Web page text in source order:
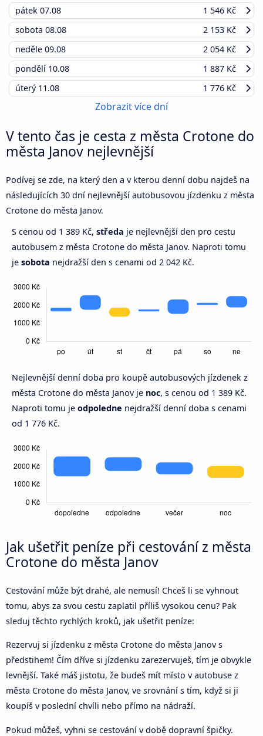
pátek 07.08
1 546 Kč
sobota 08.08
2 153 Kč
neděle 09.08
2 054 Kč
pondělí 10.08
1 887 Kč
úterý 11.08 1 776 Kč
Zobrazit více dní
V tento čas je cesta z města Crotone do
města Janov nejlevnější
Podívej se zde, na který den a v kterou denní dobu najdeš na
následujících 30 dní nejlevnější autobusovou jízdenku z města
Crotone do města Janov.
S cenou od 1 389 Kč, středa je nejlevnější den pro cestu
autobusem z města Crotone do města Janov. Naproti tomu
je sobota nejdražší den s cenami od 2 042 Kč.
Nejlevnější denní doba pro koupě autobusových jízdenek z
města Crotone do města Janov je noc, s cenou od 1 389 Kč.
Naproti tomu je odpoledne nejdražší denní doba s cenami
od 1 776 Kč.
Jak ušetřit peníze při cestování z města
Crotone do města Janov
Cestování může být drahé, ale nemusí! Chceš li se vyhnout
tomu, abys za svou cestu zaplatil příliš vysokou cenu? Pak
sleduj těchto rychlých kroků, jak ušetřit peníze:
Rezervuj si jízdenku z města Crotone do města Janov s
předstihem! Čím dříve si jízdenku zarezervuješ, tím je obvykle
levnější. Také máš jistotu, že budeš mít místo v autobuse z
města Crotone do města Janov, ve srovnání s tím, když si ji
koupíš v poslední chvíli nebo přímo na nádraží.
Pokud můžeš, vyhni se cestování v době dopravní špičky.